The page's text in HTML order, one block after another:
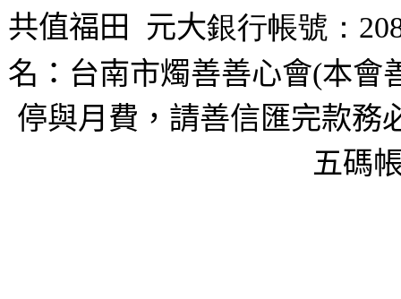
共值福田
元大銀行帳號：
名：台南市燭善善心會(本會
停與月費，請善信匯完款務
五碼